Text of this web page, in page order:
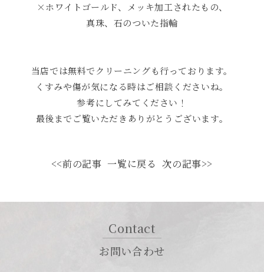
×ホワイトゴールド、メッキ加工されたもの、
真珠、石のついた指輪
当店では無料でクリーニングも行っております。
くすみや傷が気になる時はご相談くださいね。
参考にしてみてください！
最後までご覧いただきありがとうございます。
<<前の記事 一覧に戻る 次の記事>>
Contact
お問い合わせ